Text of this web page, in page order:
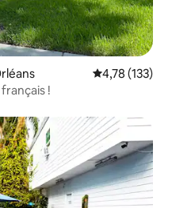
Évaluation
4,78 (133)
!